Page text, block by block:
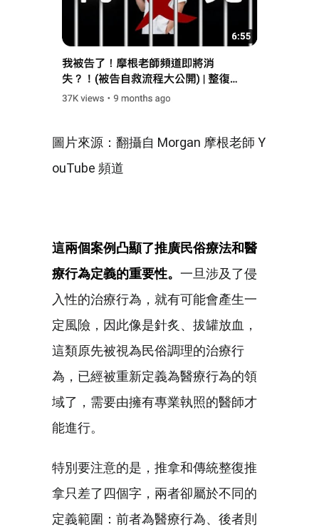
圖片來源：翻攝自 Morgan 摩根老師 Y
ouTube 頻道
這兩個案例凸顯了推廣民俗療法和醫
療行為定義的重要性。 一旦涉及了侵
入性的治療行為，就有可能會產生一
定風險，因此像是針炙、拔罐放血，
這類原先被視為民俗調理的治療行
為，已經被重新定義為醫療行為的領
域了，需要由擁有專業執照的醫師才
能進行。
特別要注意的是，推拿和傳統整復推
拿只差了四個字，兩者卻屬於不同的
定義範圍：前者為醫療行為、後者則